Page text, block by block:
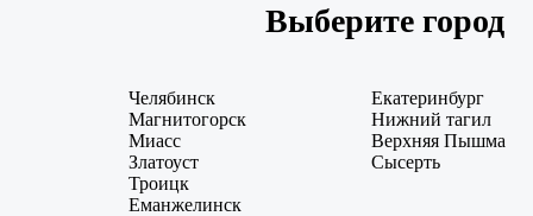
Выберите город
Челябинск
Магнитогорск
Миасс
Златоуст
Троицк
Еманжелинск
Екатеринбург
Нижний тагил
Верхняя Пышма
Сысерть